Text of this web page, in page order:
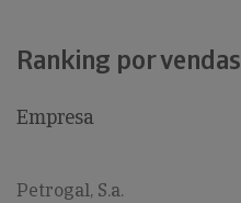
Ranking por vendas
Empresa
Petrogal, S.a.